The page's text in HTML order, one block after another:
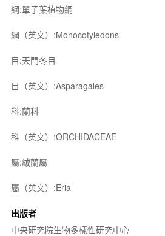
綱:單子葉植物綱
綱（英文）:Monocotyledons
目:天門冬目
目（英文）:Asparagales
科:蘭科
科（英文）:ORCHIDACEAE
屬:絨蘭屬
屬（英文）:Eria
出版者
中央研究院生物多樣性研究中心